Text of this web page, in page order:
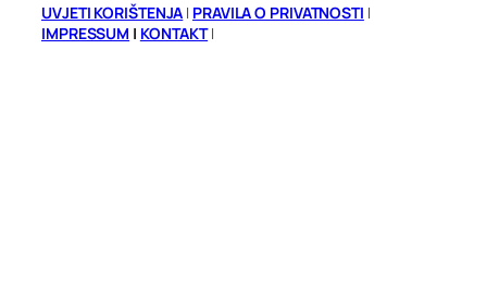
UVJETI KORIŠTENJA | PRAVILA O PRIVATNOSTI |
IMPRESSUM | KONTAKT|